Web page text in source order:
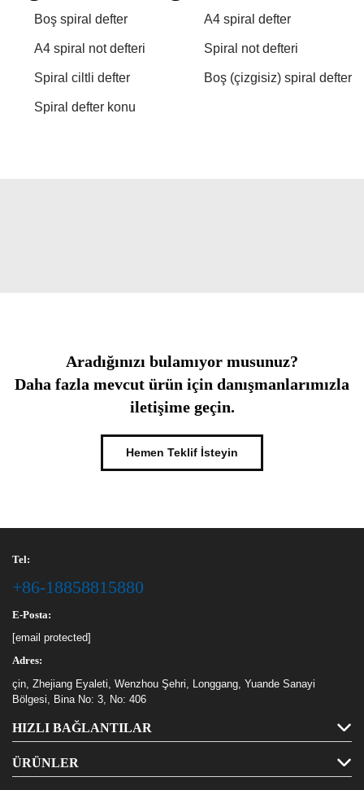
Boş spiral defter A4 spiral defter
A4 spiral not defteri Spiral not defteri
Spiral ciltli defter Boş (çizgisiz) spiral defter
Spiral defter konu
Aradığınızı bulamıyor musunuz?
Daha fazla mevcut ürün için danışmanlarımızla
iletişime geçin.
Hemen Teklif İsteyin
Tel:
+86-18858815880
E-Posta:
[email protected]
Adres:
çin, Zhejiang Eyaleti, Wenzhou Şehri, Longgang, Yuande Sanayi
Bölgesi, Bina No: 3, No: 406
HIZLI BAĞLANTILAR
ÜRÜNLER